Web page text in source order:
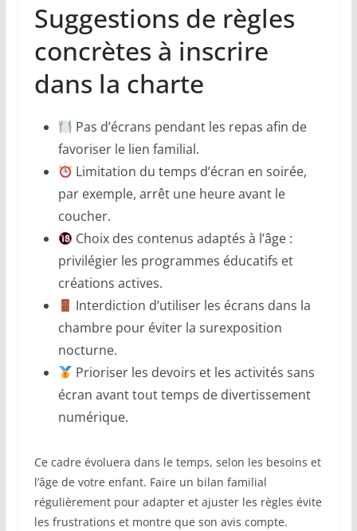
Suggestions de règles
concrètes à inscrire
dans la charte
Pas d’écrans pendant les repas afin de
favoriser le lien familial.
Limitation du temps d’écran en soirée,
par exemple, arrêt une heure avant le
coucher.
Choix des contenus adaptés à l’âge :
privilégier les programmes éducatifs et
créations actives.
Interdiction d’utiliser les écrans dans la
chambre pour éviter la surexposition
nocturne.
Prioriser les devoirs et les activités sans
écran avant tout temps de divertissement
numérique.
Ce cadre évoluera dans le temps, selon les besoins et
l’âge de votre enfant. Faire un bilan familial
régulièrement pour adapter et ajuster les règles évite
les frustrations et montre que son avis compte.